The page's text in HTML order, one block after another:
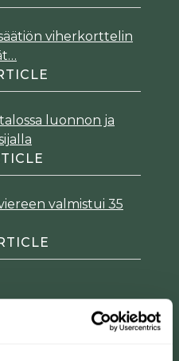
viherkorttelin
luonnon ja
valmistui 35